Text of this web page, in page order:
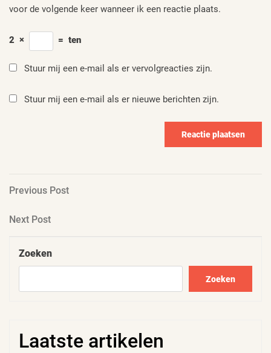
voor de volgende keer wanneer ik een reactie plaats.
2 × = ten
Stuur mij een e-mail als er vervolgreacties zijn.
Stuur mij een e-mail als er nieuwe berichten zijn.
Berichtnavigatie
Previous
Previous Post
Next
Next Post
Zoeken
Zoeken
Laatste artikelen